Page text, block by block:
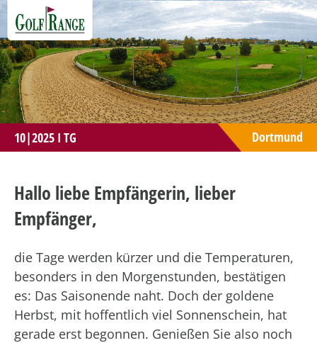
Dortmund
10|2025 I TG
Hallo liebe Empfängerin, lieber
Empfänger,
die Tage werden kürzer und die Temperaturen,
besonders in den Morgenstunden, bestätigen
es: Das Saisonende naht. Doch der goldene
Herbst, mit hoffentlich viel Sonnenschein, hat
gerade erst begonnen. Genießen Sie also noch